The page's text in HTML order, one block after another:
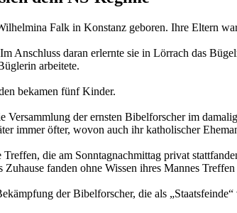
Falk in Konstanz geboren. Ihre Eltern
Anschluss daran erlernte sie in Lörrach das
arbeitete.
bekamen fünf Kinder.
der ernsten Bibelforscher im
immer öfter, wovon auch ihr katholischer
die am Sonntagnachmittag privat
fanden ohne Wissen ihres Mannes Treffen
der Bibelforscher, die als